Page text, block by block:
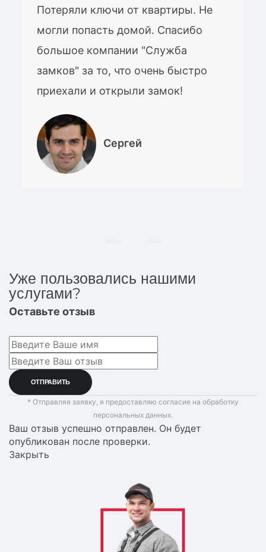
Потеряли ключи от квартиры. Не
могли попасть домой. Спасибо
большое компании "Служба
замков" за то, что очень быстро
приехали и открыли замок!
Сергей
Уже пользовались нашими
услугами?
Оставьте отзыв
* Отправляя заявку, я предоставляю согласие на обработку
персональных данных.
Ваш отзыв успешно отправлен. Он будет
опубликован после проверки.
Закрыть